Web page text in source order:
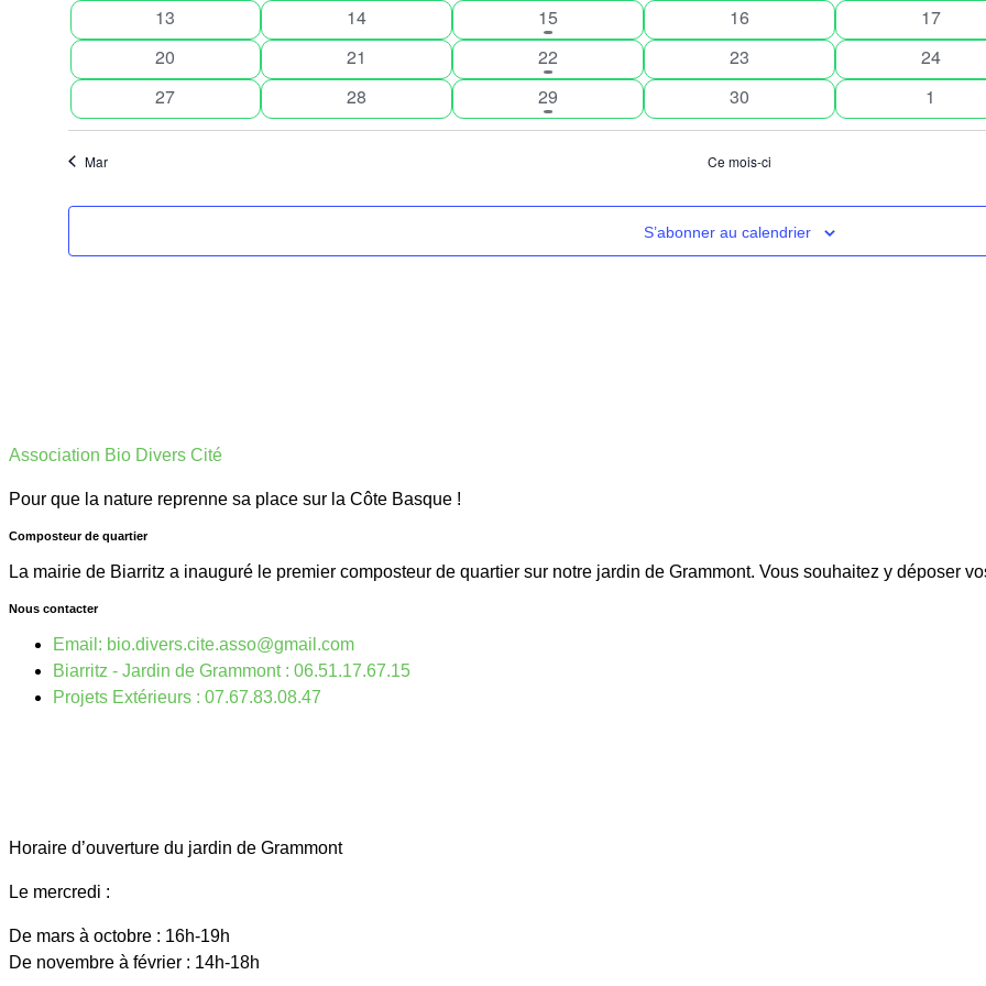
Évènements
0
évènements
13
0
évènements
14
1
évènement
15
0
évènements
16
0
17
0
évènements
20
0
évènements
21
1
évènement
22
0
évènements
23
0
24
0
évènements
27
0
évènements
28
1
évènement
29
0
évènements
30
0
1
Mar Ce mois-ci
S’abonner au calendrier
Association Bio Divers Cité
Pour que la nature reprenne sa place sur la Côte Basque !
Composteur de quartier
La mairie de Biarritz a inauguré le premier composteur de quartier sur notre jardin de Grammont. Vous souhaitez y déposer
Nous contacter
Email: bio.divers.cite.asso@gmail.com
Biarritz - Jardin de Grammont : 06.51.17.67.15
Projets Extérieurs : 07.67.83.08.47
Horaire d’ouverture du jardin de Grammont
Le mercredi :
De mars à octobre : 16h-19h
De novembre à février : 14h-18h